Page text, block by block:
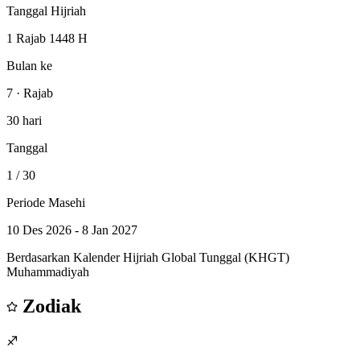
Tanggal Hijriah
1 Rajab 1448 H
Bulan ke
7 · Rajab
30 hari
Tanggal
1 / 30
Periode Masehi
10 Des 2026 - 8 Jan 2027
Berdasarkan Kalender Hijriah Global Tunggal (KHGT)
Muhammadiyah
Zodiak
♐